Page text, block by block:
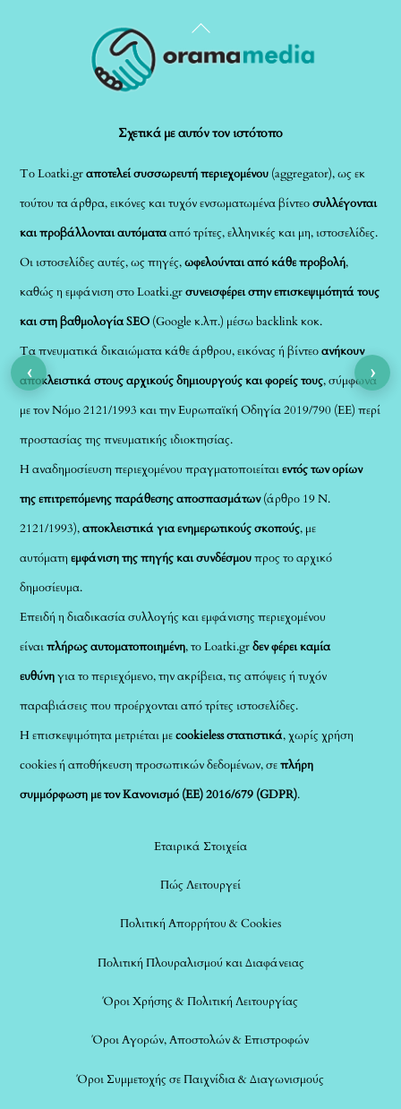
Back
To
Σχετικά με αυτόν τον ιστότοπο
Το Loatki.grαποτελεί συσσωρευτή περιεχομένου (aggregator), ως εκ
τούτου τα άρθρα, εικόνες και τυχόν ενσωματωμένα βίντεοσυλλέγονται
και προβάλλονται αυτόματααπό τρίτες, ελληνικές και μη, ιστοσελίδες.
Οι ιστοσελίδες αυτές, ως πηγές,ωφελούνται από κάθε προβολή,
καθώς η εμφάνιση στο Loatki.grσυνεισφέρει στην επισκεψιμότητά τους
και στη βαθμολογία SEO (Google κ.λπ.) μέσω backlink κοκ.
Τα πνευματικά δικαιώματα κάθε άρθρου, εικόνας ή βίντεοανήκουν
αποκλειστικά στους αρχικούς δημιουργούς και φορείς τους, σύμφωνα
με τον Νόμο 2121/1993 και την Ευρωπαϊκή Οδηγία 2019/790 (ΕΕ) περί
προστασίας της πνευματικής ιδιοκτησίας.
Η αναδημοσίευση περιεχομένου πραγματοποιείταιεντός των ορίων
της επιτρεπόμενης παράθεσης αποσπασμάτων(άρθρο 19 Ν.
2121/1993),αποκλειστικά για ενημερωτικούς σκοπούς, με
αυτόματηεμφάνιση της πηγής και συνδέσμουπρος το αρχικό
δημοσίευμα.
Επειδή η διαδικασία συλλογής και εμφάνισης περιεχομένου
είναιπλήρως αυτοματοποιημένη, το Loatki.grδεν φέρει καμία
ευθύνηγια το περιεχόμενο, την ακρίβεια, τις απόψεις ή τυχόν
παραβιάσεις που προέρχονται από τρίτες ιστοσελίδες.
Η επισκεψιμότητα μετριέται μεcookieless στατιστικά, χωρίς χρήση
cookies ή αποθήκευση προσωπικών δεδομένων, σεπλήρη
συμμόρφωση με τον Κανονισμό (ΕΕ) 2016/679 (GDPR).
Εταιρικά Στοιχεία
Πώς Λειτουργεί
Πολιτική Απορρήτου & Cookies
Πολιτική Πλουραλισμού και Διαφάνειας
Όροι Χρήσης & Πολιτική Λειτουργίας
Όροι Αγορών, Αποστολών & Επιστροφών
Όροι Συμμετοχής σε Παιχνίδια & Διαγωνισμούς
‹ ›